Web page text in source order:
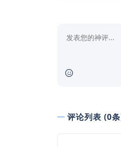
评论列表 (0条